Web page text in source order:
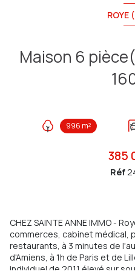
ROYE
Maison 6 pièce(s) 4 chambre(s)
996 m²
385
Réf
CHEZ SAINTE ANNE IMMO -
commerces, cabinet médical,
restaurants, à 3 minutes de
d'Amiens, à 1h de Paris et de
individuel de 2011 élevé sur